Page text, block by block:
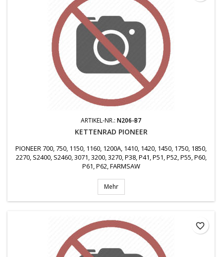
ARTIKEL-NR.: N206-B7
KETTENRAD PIONEER
PIONEER 700, 750, 1150, 1160, 1200A, 1410, 1420, 1450, 1750, 1850,
2270, S2400, S2460, 3071, 3200, 3270, P38, P41, P51, P52, P55, P60,
P61, P62, FARMSAW
Mehr
favorite_border